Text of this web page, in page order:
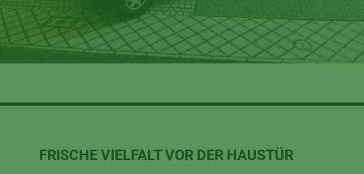
FRISCHE VIELFALT VOR DER HAUSTÜR